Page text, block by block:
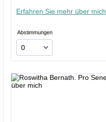
Erfahren Sie mehr über mich
Abstimmungen